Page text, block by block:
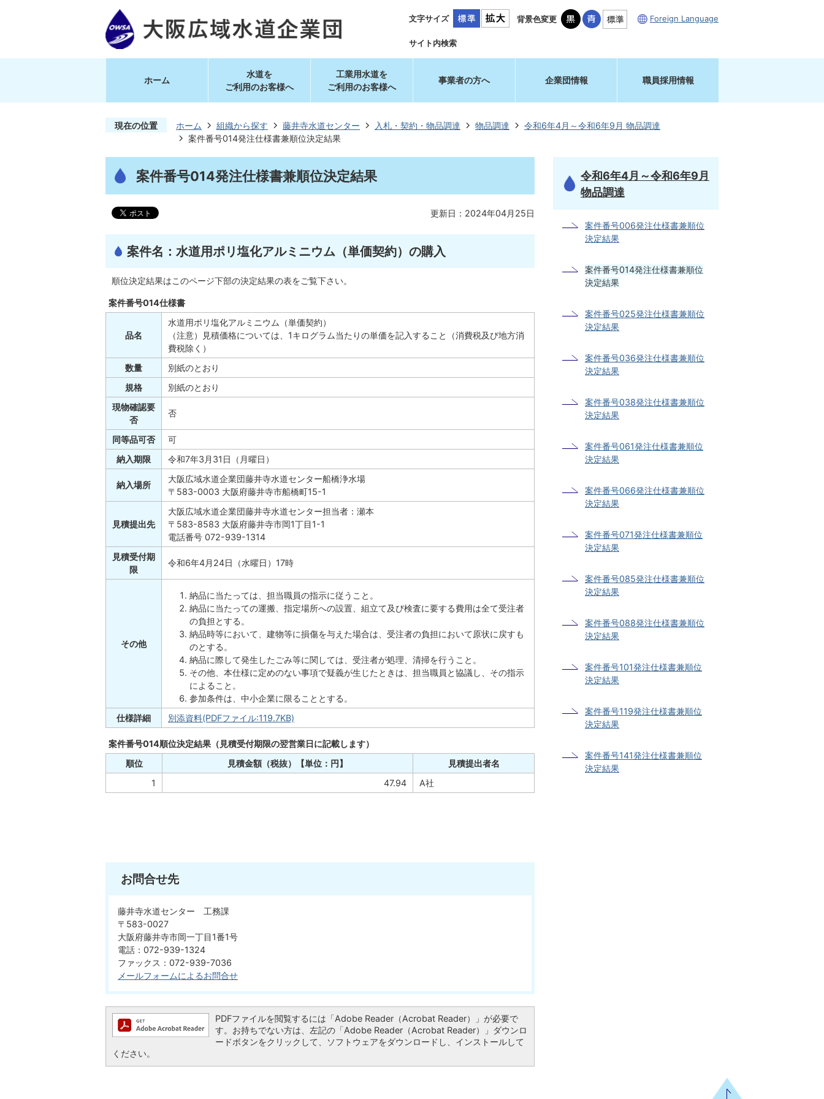
文字サイズ 背景色変更 Foreign Language
サイト内検索
ホーム
水道を
ご利用のお客様へ
工業用水道を
ご利用のお客様へ
事業者の方へ 企業団情報 職員採用情報
現在の位置 ホーム 組織から探す 藤井寺水道センター 入札・契約・物品調達 物品調達
令和6年4月～令和6年9月 物品調達
案件番号014発注仕様書兼順位決定結果
案件番号014発注仕様書兼順位決定結果
更新日：2024年04月25日
案件名：水道用ポリ塩化アルミニウム（単価契約）の購入
順位決定結果はこのページ下部の決定結果の表をご覧下さい。
案件番号014仕様書
品名
水道用ポリ塩化アルミニウム（単価契約）
（注意）見積価格については、1キログラム当たりの単価を記入すること（消費税及び地方消
費税除く）
数量
別紙のとおり
規格
別紙のとおり
現物確認要
否
否
同等品可否
可
納入期限
令和7年3月31日（月曜日）
納入場所
大阪広域水道企業団藤井寺水道センター船橋浄水場
〒583-0003 大阪府藤井寺市船橋町15-1
見積提出先
大阪広域水道企業団藤井寺水道センター担当者：瀬本
〒583-8583 大阪府藤井寺市岡1丁目1-1
電話番号 072-939-1314
見積受付期
限
令和6年4月24日（水曜日）17時
その他
納品に当たっては、担当職員の指示に従うこと。
納品に当たっての運搬、指定場所への設置、組立て及び検査に要する費用は全て受注者
の負担とする。
納品時等において、建物等に損傷を与えた場合は、受注者の負担において原状に戻すも
のとする。
納品に際して発生したごみ等に関しては、受注者が処理、清掃を行うこと。
その他、本仕様に定めのない事項で疑義が生じたときは、担当職員と協議し、その指示
によること。
参加条件は、中小企業に限ることとする。
仕様詳細
別添資料(PDFファイル:119.7KB)
案件番号014順位決定結果（見積受付期限の翌営業日に記載します）
順位
見積金額（税抜）【単位：円】
見積提出者名
1
47.94 A社
お問合せ先
藤井寺水道センター 工務課
〒583-0027
大阪府藤井寺市岡一丁目1番1号
電話：072-939-1324
ファックス：072-939-7036
メールフォームによるお問合せ
PDFファイルを閲覧するには「Adobe Reader（Acrobat Reader）」が必要で
す。お持ちでない方は、左記の「Adobe Reader（Acrobat Reader）」ダウンロ
ードボタンをクリックして、ソフトウェアをダウンロードし、インストールして
ください。
令和6年4月～令和6年9月
物品調達
案件番号006発注仕様書兼順位
決定結果
案件番号014発注仕様書兼順位
決定結果
案件番号025発注仕様書兼順位
決定結果
案件番号036発注仕様書兼順位
決定結果
案件番号038発注仕様書兼順位
決定結果
案件番号061発注仕様書兼順位
決定結果
案件番号066発注仕様書兼順位
決定結果
案件番号071発注仕様書兼順位
決定結果
案件番号085発注仕様書兼順位
決定結果
案件番号088発注仕様書兼順位
決定結果
案件番号101発注仕様書兼順位
決定結果
案件番号119発注仕様書兼順位
決定結果
案件番号141発注仕様書兼順位
決定結果